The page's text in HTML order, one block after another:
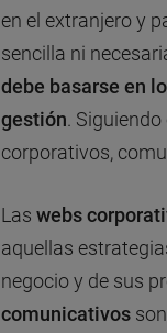
en el extranjero y
sencilla ni
debe basarse en
gestión .
corporativos,
Las webs
aquellas
negocio y de sus
comunicativosson